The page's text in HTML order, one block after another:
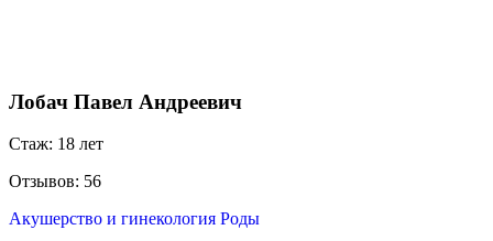
Лобач Павел Андреевич
Стаж: 18 лет
Отзывов: 56
Акушерство и гинекология Роды